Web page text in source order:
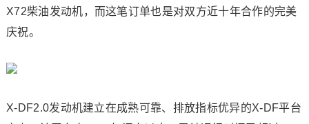
X72柴油发动机，而这笔订单也是对双方近十年合作的完美
庆祝。
X-DF2.0发动机建立在成熟可靠、排放指标优异的X-DF平台